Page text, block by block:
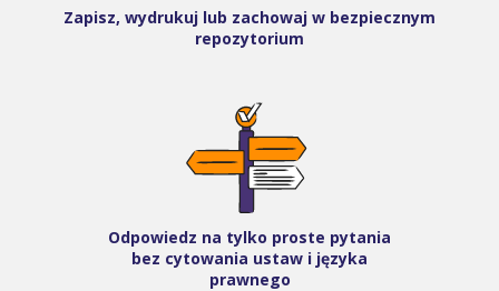
Zapisz, wydrukuj lub zachowaj w bezpiecznym
repozytorium
Odpowiedz na tylko proste pytania
bez cytowania ustaw i języka
prawnego